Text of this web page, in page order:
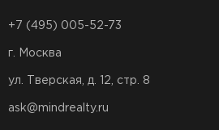
+7 (495) 005-52-73
г. Москва
ул. Тверская, д. 12, стр. 8
ask@mindrealty.ru